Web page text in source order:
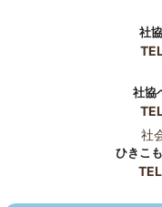
社
社協
社
ひきこ
TEL